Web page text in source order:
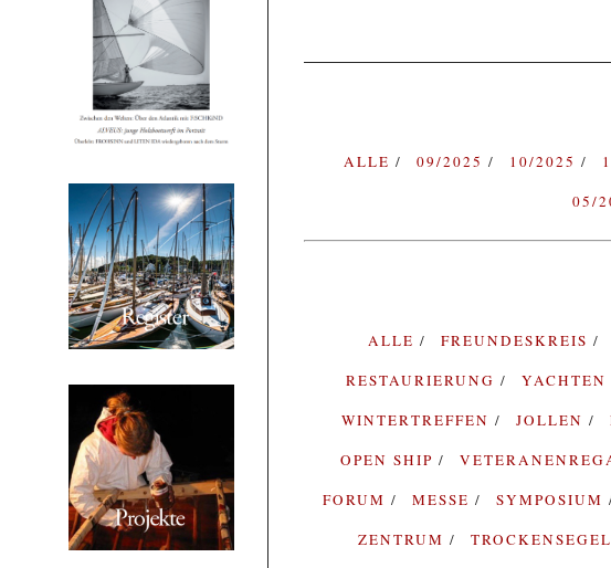
ALLE 09/2025 10/2025
05/
ALLE FREUNDESKREIS
RESTAURIERUNG
WINTERTREFFEN
JOLLEN
OPEN SHIP
FORUM
MESSE SYMPOSIUM
ZENTRUM